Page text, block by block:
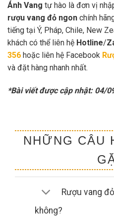
Ánh Vang tự hào là đơn vị
rượu vang đỏ ngon chính
tiếng tại Ý, Pháp, Chile, New
khách có thể liên hệ Hotline/
356 hoặc liên hệ Facebook
và đặt hàng nhanh nhất.
*Bài viết được cập nhật: 04/
NHỮNG CÂU
Rượu vang
không?